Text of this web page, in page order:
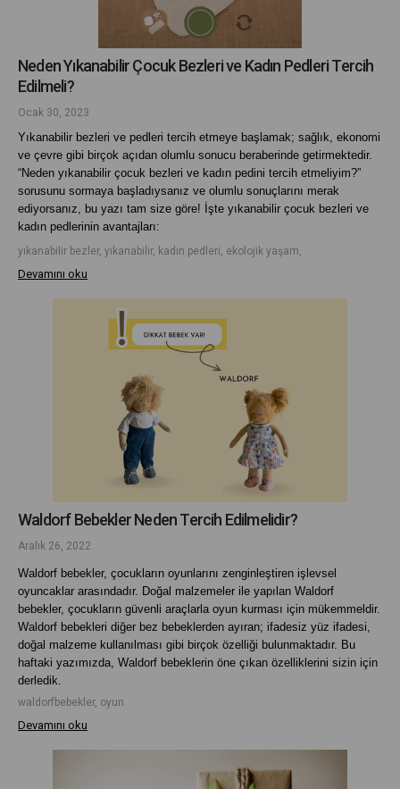
Neden Yıkanabilir Çocuk Bezleri ve Kadın Pedleri Tercih
Edilmeli?
Ocak 30, 2023
Yıkanabilir bezleri ve pedleri tercih etmeye başlamak; sağlık, ekonomi
ve çevre gibi birçok açıdan olumlu sonucu beraberinde getirmektedir.
“Neden yıkanabilir çocuk bezleri ve kadın pedini tercih etmeliyim?”
sorusunu sormaya başladıysanız ve olumlu sonuçlarını merak
ediyorsanız, bu yazı tam size göre! İşte yıkanabilir çocuk bezleri ve
kadın pedlerinin avantajları:
yıkanabilir bezler, yıkanabilir, kadın pedleri, ekolojik yaşam,
Devamını oku
Waldorf Bebekler Neden Tercih Edilmelidir?
Aralık 26, 2022
Waldorf bebekler, çocukların oyunlarını zenginleştiren işlevsel
oyuncaklar arasındadır. Doğal malzemeler ile yapılan Waldorf
bebekler, çocukların güvenli araçlarla oyun kurması için mükemmeldir.
Waldorf bebekleri diğer bez bebeklerden ayıran; ifadesiz yüz ifadesi,
doğal malzeme kullanılması gibi birçok özelliği bulunmaktadır. Bu
haftaki yazımızda, Waldorf bebeklerin öne çıkan özelliklerini sizin için
derledik.
waldorfbebekler, oyun
Devamını oku